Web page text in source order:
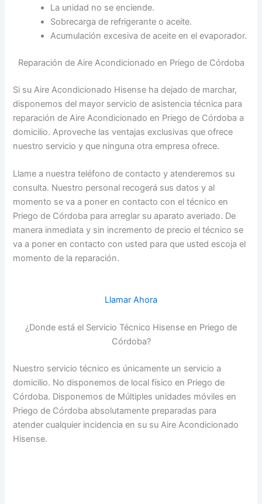
La unidad no se enciende.
Sobrecarga de refrigerante o aceite.
Acumulación excesiva de aceite en el evaporador.
Reparación de Aire Acondicionado en Priego de Córdoba
Si su Aire Acondicionado Hisense ha dejado de marchar,
disponemos del mayor servicio de asistencia técnica para
reparación de Aire Acondicionado en Priego de Córdoba a
domicilio. Aproveche las ventajas exclusivas que ofrece
nuestro servicio y que ninguna otra empresa ofrece.
Llame a nuestra teléfono de contacto y atenderemos su
consulta. Nuestro personal recogerá sus datos y al
momento se va a poner en contacto con el técnico en
Priego de Córdoba para arreglar su aparato averiado. De
manera inmediata y sin incremento de precio el técnico se
va a poner en contacto con usted para que usted escoja el
momento de la reparación.
Llamar Ahora
¿Donde está el Servicio Técnico Hisense en Priego de
Córdoba?
Nuestro servicio técnico es únicamente un servicio a
domicilio. No disponemos de local físico en Priego de
Córdoba. Disponemos de Múltiples unidades móviles en
Priego de Córdoba absolutamente preparadas para
atender cualquier incidencia en su su Aire Acondicionado
Hisense.